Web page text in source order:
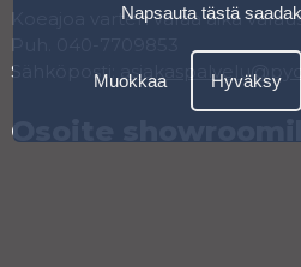
Koeajoa varten varaa aika
Sähköposti:
Osoite
Napsauta tästä
Muokkaa Hyväksy